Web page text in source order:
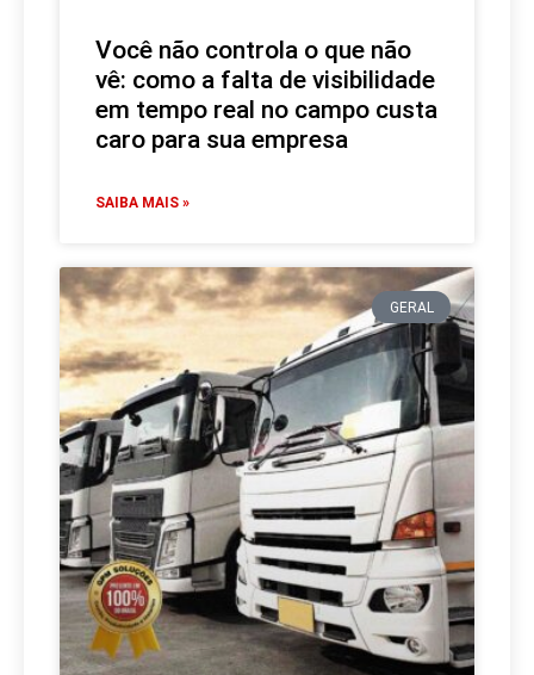
Você não controla o que não
vê: como a falta de visibilidade
em tempo real no campo custa
caro para sua empresa
SAIBA MAIS »
GERAL